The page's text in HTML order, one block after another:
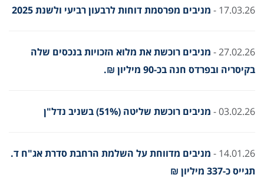
17.03.26 - מניבים מפרסמת דוחות לרבעון רביעי ולשנת 2025
27.02.26 -
מניבים רוכשת את מלוא הזכויות בנכסים שלה
בקיסריה ובפרדס חנה בכ-90 מיליון ₪.
03.02.26 - מניבים רוכשת שליטה (51%) בשניב נדל"ן
14.01.26 -
מניבים מדווחת על השלמת הרחבת סדרת אג"ח ד.
תגייס כ-337 מיליון ₪